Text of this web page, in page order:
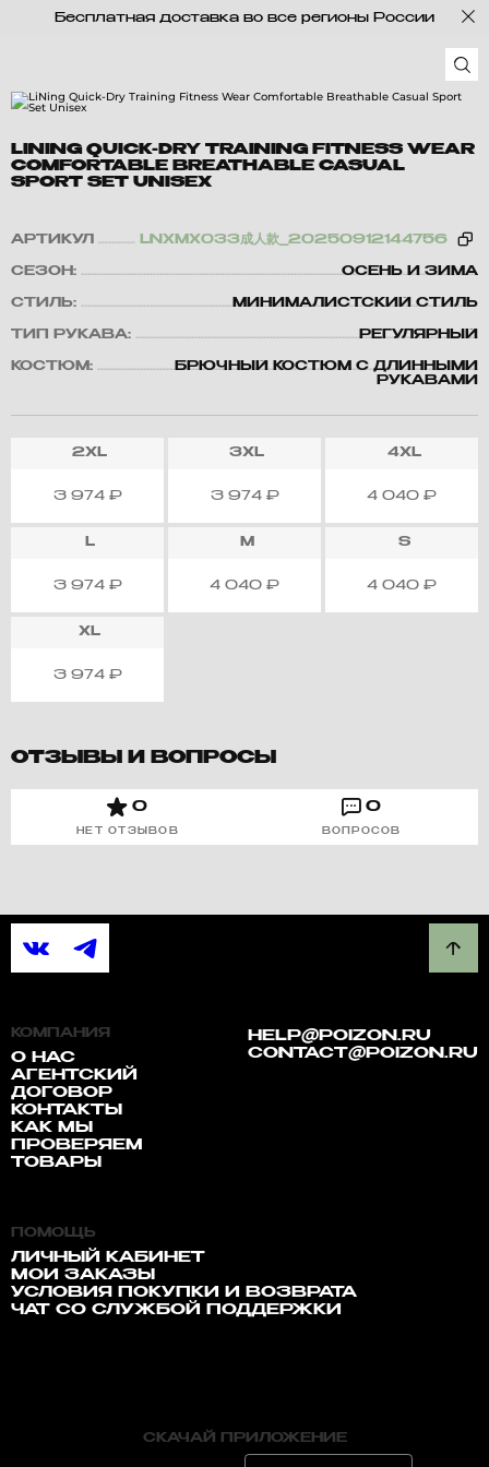
Бесплатная доставка во все регионы России
LINING QUICK-DRY TRAINING FITNESS WEAR
COMFORTABLE BREATHABLE CASUAL
SPORT SET UNISEX
АРТИКУЛ LNXMX033成人款_20250912144756
СЕЗОН: ОСЕНЬ И ЗИМА
СТИЛЬ: МИНИМАЛИСТСКИЙ СТИЛЬ
ТИП РУКАВА: РЕГУЛЯРНЫЙ
КОСТЮМ:
БРЮЧНЫЙ КОСТЮМ С ДЛИННЫМИ
РУКАВАМИ
2XL
3 974 ₽
3XL
3 974 ₽
4XL
4 040 ₽
L
3 974 ₽
M
4 040 ₽
S
4 040 ₽
XL
3 974 ₽
ОТЗЫВЫ И ВОПРОСЫ
0
НЕТ ОТЗЫВОВ
0
ВОПРОСОВ
КОМПАНИЯ
О НАС
АГЕНТСКИЙ
ДОГОВОР
КОНТАКТЫ
КАК МЫ
ПРОВЕРЯЕМ
ТОВАРЫ
HELP@POIZON.RU
CONTACT@POIZON.RU
ПОМОЩЬ
ЛИЧНЫЙ КАБИНЕТ
МОИ ЗАКАЗЫ
УСЛОВИЯ ПОКУПКИ И ВОЗВРАТА
ЧАТ СО СЛУЖБОЙ ПОДДЕРЖКИ
СКАЧАЙ ПРИЛОЖЕНИЕ